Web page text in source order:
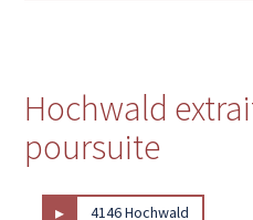
Hochwald
poursuite
▸ 4146 Hochwald